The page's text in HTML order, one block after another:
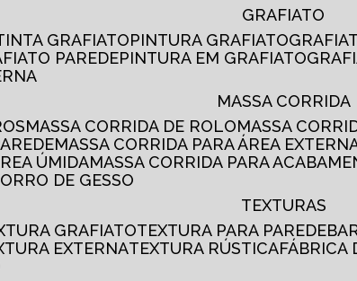
GRAFIATO
TINTA GRAFIATO PINTURA GRAFIATO
PAREDE PINTURA EM GRAFIATO
MASSA CORRIDA
MASSA CORRIDA DE ROLO MASSA
MASSA CORRIDA PARA ÁREA
ÚMIDA
MASSA CORRIDA PARA
DE GESSO
TEXTURAS
GRAFIATO TEXTURA PARA PAREDE
EXTERNA TEXTURA RÚSTICA